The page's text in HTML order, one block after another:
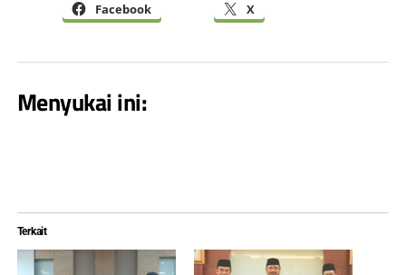
Facebook X
Menyukai ini:
Terkait